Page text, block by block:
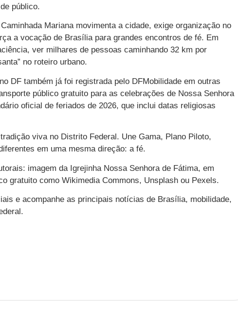
público.
Mariana movimenta a cidade, exige organização no
a vocação de Brasília para grandes encontros de fé. Em
ver milhares de pessoas caminhando 32 km por
no roteiro urbano.
DF também já foi registrada pelo DFMobilidade em outras
público gratuito para as celebrações de Nossa Senhora
oficial de feriados de 2026, que inclui datas religiosas
viva no Distrito Federal. Une Gama, Plano Piloto,
em uma mesma direção: a fé.
imagem da Igrejinha Nossa Senhora de Fátima, em
gratuito como Wikimedia Commons, Unsplash ou Pexels.
e acompanhe as principais notícias de Brasília, mobilidade,